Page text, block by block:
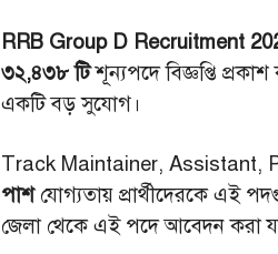
RRB Group D Recruitment
৩২,৪৩৮ টিশূন্যপদে বিজ্ঞপ্তি
একটি বড় সুযোগ।
Track Maintainer, Assistant,
পাশযোগ্যতায় প্রার্থীদেরকে এই
জেলা থেকে এই পদে আবেদন করা